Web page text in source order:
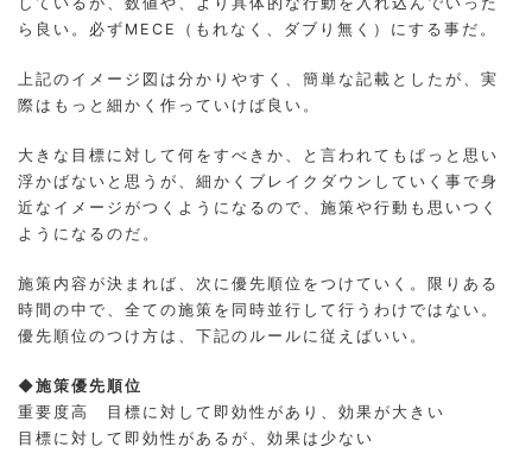
ら良い。必ずMECE（もれなく、ダブり無く）にする事だ。
上記のイメージ図は分かりやすく、簡単な記載としたが、実
際はもっと細かく作っていけば良い。
大きな目標に対して何をすべきか、と言われてもぱっと思い
浮かばないと思うが、細かくブレイクダウンしていく事で身
近なイメージがつくようになるので、施策や行動も思いつく
ようになるのだ。
施策内容が決まれば、次に優先順位をつけていく。限りある
時間の中で、全ての施策を同時並行して行うわけではない。
優先順位のつけ方は、下記のルールに従えばいい。
◆施策優先順位
重要度高 目標に対して即効性があり、効果が大きい
目標に対して即効性があるが、効果は少ない